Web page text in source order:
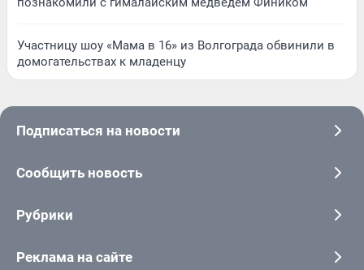
Участницу шоу «Мама в 16» из Волгограда обвинили в
домогательствах к младенцу
Подписаться на новости
Сообщить новость
Рубрики
Реклама на сайте